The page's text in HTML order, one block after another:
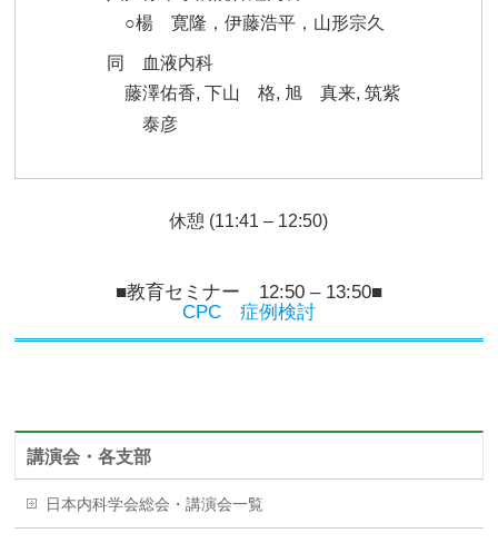
○楊 寛隆，伊藤浩平，山形宗久
同 血液内科
藤澤佑香, 下山 格, 旭 真来, 筑紫
泰彦
休憩 (11:41 – 12:50)
■教育セミナー 12:50 – 13:50■
CPC 症例検討
講演会・各支部
日本内科学会総会・講演会一覧